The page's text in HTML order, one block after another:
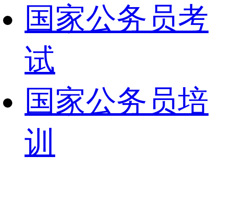
国家公务员考
试
国家公务员培
训